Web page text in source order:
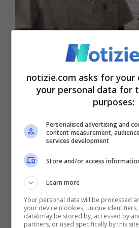
Muore per farmaco errato -Ansa-
La vicenda giudiziaria ha
diverse criticità nella
parte dei sanitari. Una
d’ufficio ha evidenziato
clinica fosse stata tenuta
come fossero stati
notizie.com asks for your
your personal data for
purposes:
Personalised advertising and
content measurement,
services development
Store and/or access
Learn more
Your personal data will be processed
your device (cookies, unique
data) may be stored by, accessed by
partners, or used specifically by this